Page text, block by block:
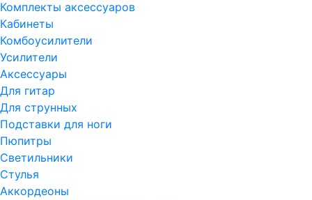
Комплекты аксессуаров
Кабинеты
Комбоусилители
Усилители
Аксессуары
Для гитар
Для струнных
Подставки для ноги
Пюпитры
Светильники
Стулья
Аккордеоны